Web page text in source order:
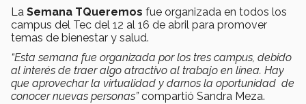
La Semana TQueremos fue organizada en todos los
campus del Tec del 12 al 16 de abril para promover
temas de bienestar y salud.
“Esta semana fue organizada por los tres campus, debido
al interés de traer algo atractivo al trabajo en línea. Hay
que aprovechar la virtualidad y darnos la oportunidad de
conocer nuevas personas”compartió Sandra Meza.